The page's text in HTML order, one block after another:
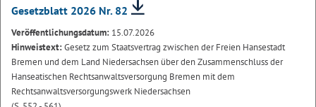
Gesetzblatt 2026 Nr. 82
Veröffentlichungsdatum: 15.07.2026
Hinweistext:Gesetz zum Staatsvertrag zwischen der Freien Hansestadt
Bremen und dem Land Niedersachsen über den Zusammenschluss der
Hanseatischen Rechtsanwaltsversorgung Bremen mit dem
Rechtsanwaltsversorgungswerk Niedersachsen